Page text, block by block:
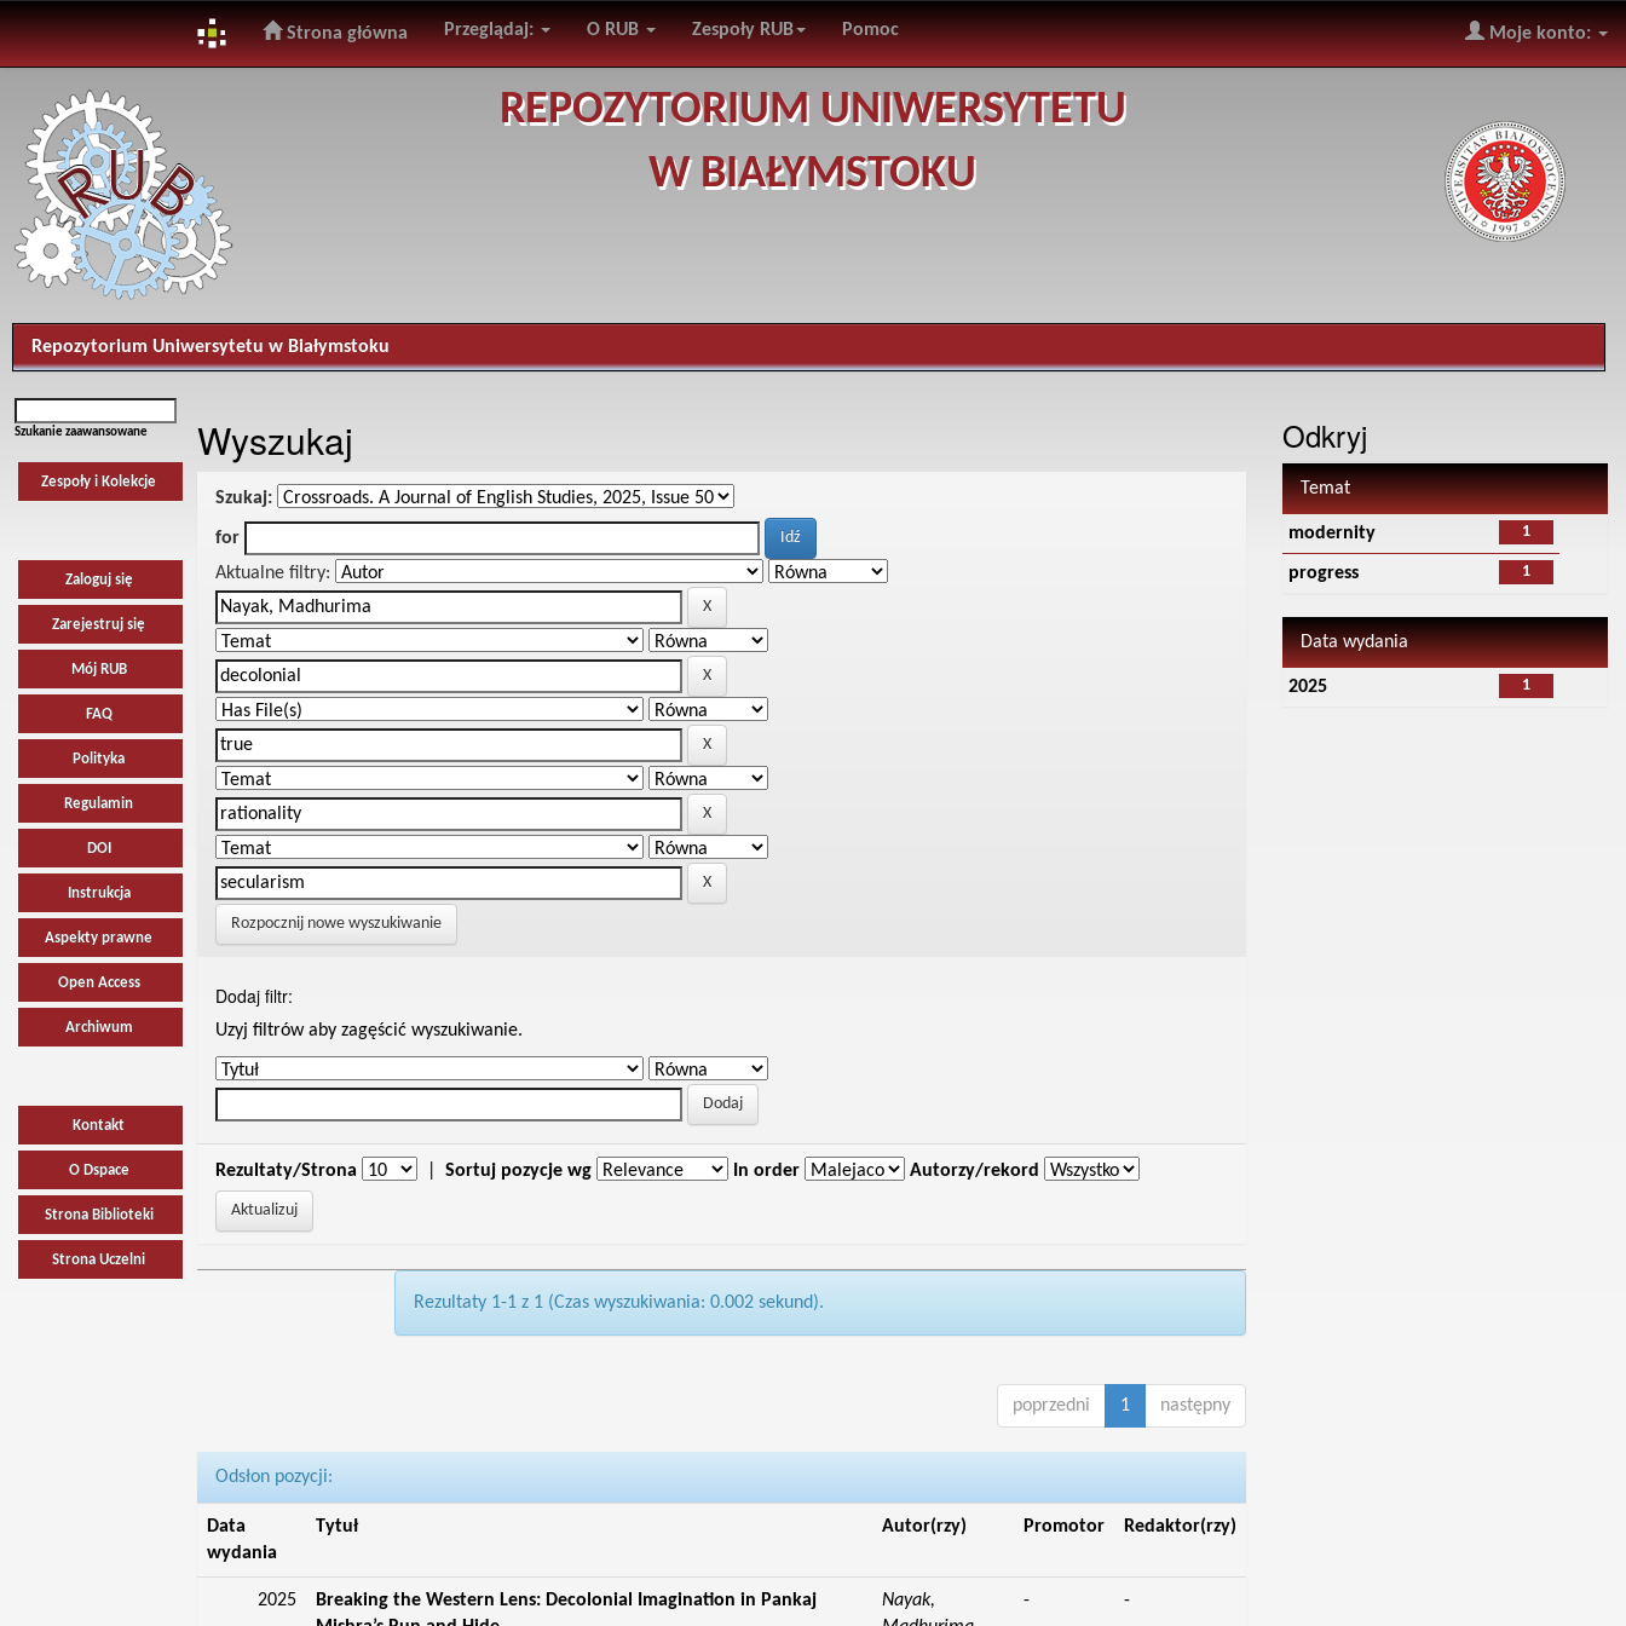
navigation
Strona główna Przeglądaj: O RUB Zespoły RUB Pomoc Moje konto:
REPOZYTORIUM UNIWERSYTETU
W BIAŁYMSTOKU
Repozytorium Uniwersytetu w Białymstoku
Szukanie zaawansowane
Zespoły i Kolekcje
Zaloguj się
Zarejestruj się
Mój RUB
FAQ
Polityka
Regulamin
DOI
Instrukcja
Aspekty prawne
Open Access
Archiwum
Kontakt
O Dspace
Strona Biblioteki
Strona Uczelni
Wyszukaj
Szukaj:
for
Aktualne filtry:
Rozpocznij nowe wyszukiwanie
Dodaj filtr:
Uzyj filtrów aby zagęścić wyszukiwanie.
Rezultaty/Strona Sortuj pozycje wg In order Autorzy/rekord
Rezultaty 1-1 z 1 (Czas wyszukiwania: 0.002 sekund).
poprzedni 1 następny
Odsłon pozycji:
Data
wydania
Tytuł Autor(rzy) Promotor Redaktor(rzy)
2025
Breaking the Western Lens: Decolonial Imagination in Pankaj
Nayak,
- -
Odkryj
Temat
1
modernity
1
progress
Data wydania
1
2025